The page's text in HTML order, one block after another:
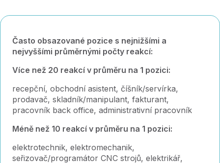
Často obsazované pozice s nejnižšími a
nejvyššími průměrnými počty reakcí:
Více než 20 reakcí v průměru na 1 pozici:
recepční, obchodní asistent, číšník/servírka,
prodavač, skladník/manipulant, fakturant,
pracovník back office, administrativní pracovník
Méně než 10 reakcí v průměru na 1 pozici:
elektrotechnik, elektromechanik,
seřizovač/programátor CNC strojů, elektrikář,